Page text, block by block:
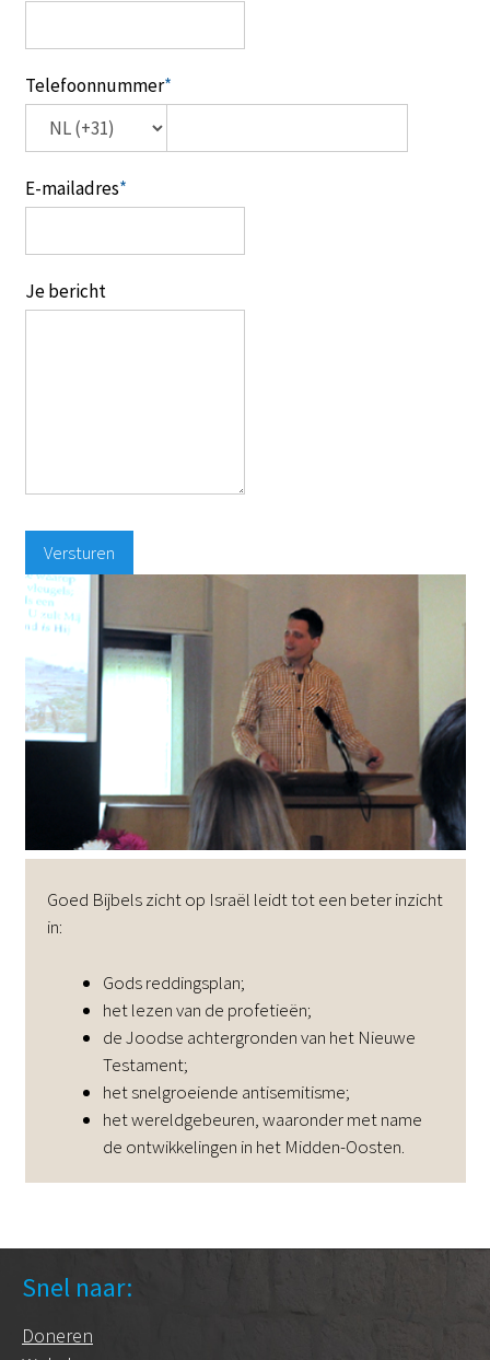
Telefoonnummer*
E-mailadres*
Je bericht
Versturen
Goed Bijbels zicht op Israël leidt tot een beter inzicht
in:
Gods reddingsplan;
het lezen van de profetieën;
de Joodse achtergronden van het Nieuwe
Testament;
het snelgroeiende antisemitisme;
het wereldgebeuren, waaronder met name
de ontwikkelingen in het Midden-Oosten.
Snel naar:
Doneren